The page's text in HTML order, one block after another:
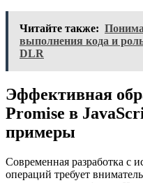
Читайте также:
выполнения кода и
DLR
Эффективная
Promise в
примеры
Современная разработка с
операций требует